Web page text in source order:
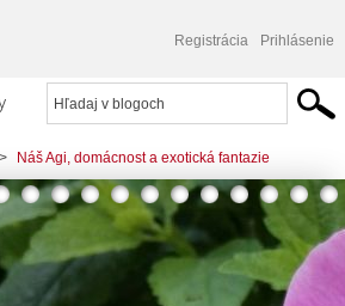
Registrácia Prihlásenie
> Náš Agi, domácnost a exotická fantazie